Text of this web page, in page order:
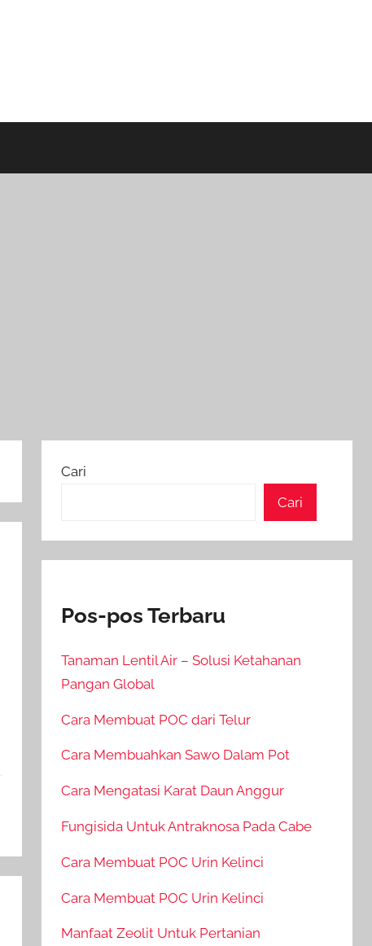
Cari
Cari
Pos-pos Terbaru
Tanaman Lentil Air – Solusi Ketahanan
Pangan Global
Cara Membuat POC dari Telur
Cara Membuahkan Sawo Dalam Pot
Cara Mengatasi Karat Daun Anggur
Fungisida Untuk Antraknosa Pada Cabe
Cara Membuat POC Urin Kelinci
Cara Membuat POC Urin Kelinci
Manfaat Zeolit Untuk Pertanian